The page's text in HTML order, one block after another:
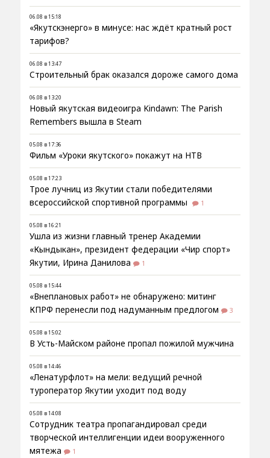
06.08 в 15:18
«Якутскэнерго» в минусе: нас ждёт кратный рост
тарифов?
06.08 в 13:47
Строительный брак оказался дороже самого дома
06.08 в 13:20
Новый якутская видеоигра Kindawn: The Parish
Remembers вышла в Steam
05.08 в 17:36
Фильм «Уроки якутского» покажут на НТВ
05.08 в 17:23
Трое лучниц из Якутии стали победителями
всероссийской спортивной программы
1
05.08 в 16:21
Ушла из жизни главный тренер Академии
«Кындыкан», президент федерации «Чир спорт»
Якутии, Ирина Данилова
1
05.08 в 15:44
«Внеплановых работ» не обнаружено: митинг
КПРФ перенесли под надуманным предлогом
3
05.08 в 15:02
В Усть-Майском районе пропал пожилой мужчина
05.08 в 14:46
«Ленатурфлот» на мели: ведущий речной
туроператор Якутии уходит под воду
05.08 в 14:08
Сотрудник театра пропагандировал среди
творческой интеллигенции идеи вооруженного
мятежа
1